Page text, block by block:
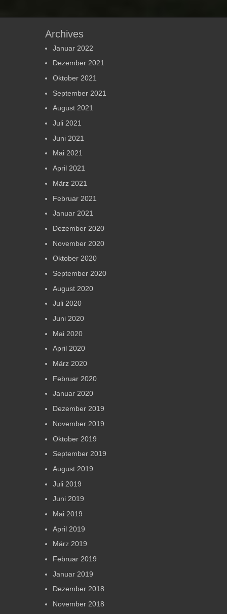
Archives
Januar 2022
Dezember 2021
Oktober 2021
September 2021
August 2021
Juli 2021
Juni 2021
Mai 2021
April 2021
März 2021
Februar 2021
Januar 2021
Dezember 2020
November 2020
Oktober 2020
September 2020
August 2020
Juli 2020
Juni 2020
Mai 2020
April 2020
März 2020
Februar 2020
Januar 2020
Dezember 2019
November 2019
Oktober 2019
September 2019
August 2019
Juli 2019
Juni 2019
Mai 2019
April 2019
März 2019
Februar 2019
Januar 2019
Dezember 2018
November 2018